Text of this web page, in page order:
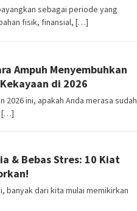
sebagai periode yang
fisik, finansial, […]
Ampuh Menyembuhkan
di 2026
2026 ini, apakah Anda merasa sudah
[…]
& Bebas Stres: 10 Kiat
banyak dari kita mulai memikirkan